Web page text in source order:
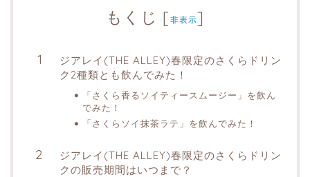
もくじ [非表示]
ジアレイ(THE ALLEY)春限定のさくらドリン
ク2種類とも飲んでみた！
「さくら香るソイティースムージー」を飲ん
でみた！
「さくらソイ抹茶ラテ」を飲んでみた！
ジアレイ(THE ALLEY)春限定のさくらドリン
クの販売期間はいつまで？